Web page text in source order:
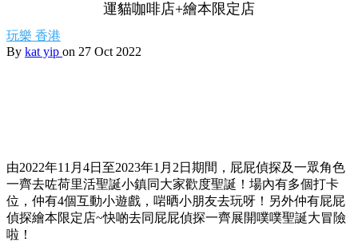
運貓咖啡店+繪本限定店
玩樂 香港
By kat yip on 27 Oct 2022
由2022年11 月 4日至2023年1 月 2 日期間，屁屁偵探及一眾角色
一齊去咗荷里活聖誕小鎮同大家歡度聖誕！場內有多個打卡
位，仲有4個互動小遊戲，啱晒小朋友去玩呀！另外仲有屁屁
偵探繪本限定店~快啲去同屁屁偵探一齊展開噗噗聖誕大冒險
啦！